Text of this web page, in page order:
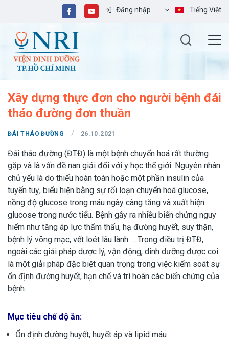
Đăng nhập Tiếng Việt
Xây dựng thực đơn cho người bệnh đái
tháo đường đơn thuần
ĐÁI THÁO ĐƯỜNG / 26.10.2021
Đái tháo đường (ĐTĐ) là một bệnh chuyển hoá rất thường
gặp và là vấn đề nan giải đối với y học thế giới. Nguyên nhân
chủ yếu là do thiếu hoàn toàn hoặc một phần insulin của
tuyến tuỵ, biểu hiện bằng sự rối loạn chuyển hoá glucose,
nồng độ glucose trong máu ngày càng tăng và xuất hiện
glucose trong nước tiểu. Bệnh gây ra nhiều biến chứng nguy
hiểm như tăng áp lực thẩm thấu, hạ đường huyết, suy thận,
bệnh lý võng mạc, vết loét lâu lành … Trong điều trị ĐTĐ,
ngoài các giải pháp dược lý, vận động, dinh dưỡng được coi
là một giải pháp đặc biệt quan trọng trong việc kiểm soát sự
ổn định đường huyết, hạn chế và trì hoãn các biến chứng của
bệnh.
Mục tiêu chế độ ăn:
Ổn định đường huyết, huyết áp và lipid máu